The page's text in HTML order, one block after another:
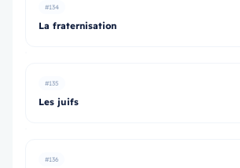
#134
La fraternisation
#135
Les juifs
#136